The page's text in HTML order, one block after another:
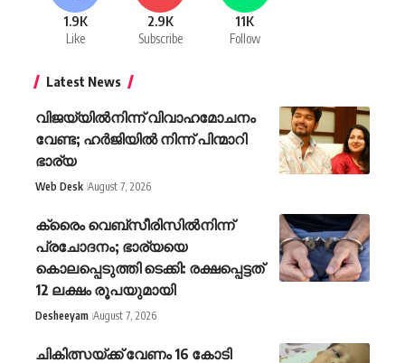
1.9K
Like
2.9K
Subscribe
11K
Follow
Latest News
വിജയ്‌യിൽനിന്ന് വിവാഹമോചനം
വേണ്ട; ഹർജിയിൽ നിന്ന് പിന്മാറി
ഭാര്യ
Web Desk August 7, 2026
ക്രൈം വെബ്സീരിസിൽനിന്ന്
പ്രചോദനം; ഭാര്യയെ
കൊലപ്പെടുത്തി ടെക്കി: രക്ഷപ്പെട്ടത്
12 ലക്ഷം രൂപയുമായി
Desheeyam August 7, 2026
ചികിത്സയ്ക്ക് വേണം 16 കോടി